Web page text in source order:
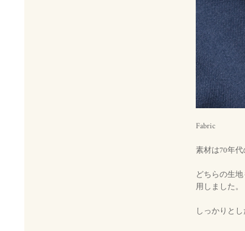
Fabric
素材は70年代
どちらの生
用しました。
しっかりと